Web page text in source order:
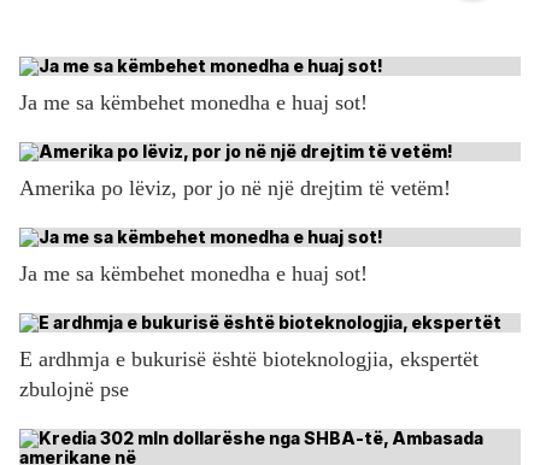
Ja me sa këmbehet monedha e huaj sot!
Amerika po lëviz, por jo në një drejtim të vetëm!
Ja me sa këmbehet monedha e huaj sot!
E ardhmja e bukurisë është bioteknologjia, ekspertët
zbulojnë pse